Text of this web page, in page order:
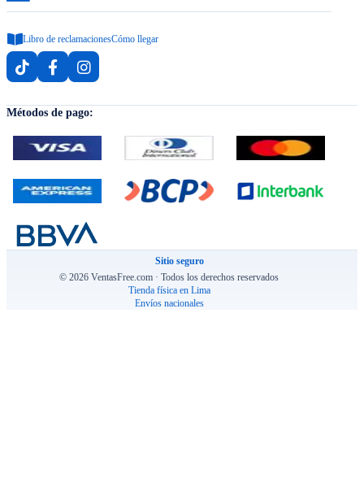
Libro de reclamacionesCómo llegar
Métodos de pago:
Sitio seguro
© 2026 VentasFree.com · Todos los derechos reservados
Tienda física en Lima
Envíos nacionales